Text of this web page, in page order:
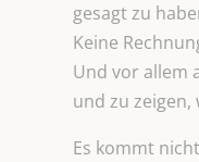
gesagt zu
Keine
Und vor allem
und zu
Es kommt